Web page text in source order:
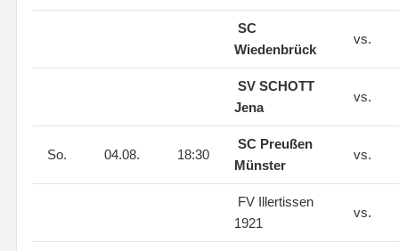
SC
Wiedenbrück
vs.
SV SCHOTT
Jena
vs.
So. 04.08. 18:30
SC Preußen
Münster
vs.
FV Illertissen
1921
vs.